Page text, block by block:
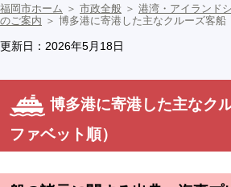
福岡市ホーム ＞ 市政全般 ＞ 港湾・アイランド
のご案内 ＞ 博多港に寄港した主なクルーズ客船
更新日：2026年5月18日
博多港に寄港した主なク
ファベット順）